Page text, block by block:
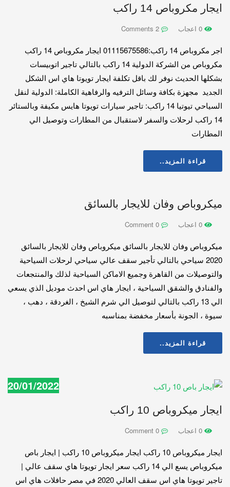
ايجار مكروباص 14 راكب
اجر مكروباص 14 راكب:01115675586 ايجار مكروباص 14 راكب
مكروباص من الشركة الدولية 14 راكب بالتالي تاجير اتوبيسات
بشكلها الحديث نوفر لك باقل تكلفة ايجار تويوتا هاي اس الشكل
الجديد مجهزة بكافة وسائل الترفيه والرفاهية الكاملة: الدولية لنقل
السياحي تيوتيا 14 راكب: تاجير سيارات تويوتا هايس مكيفة وبالستائر
14 راكب لرحلات والسفر لاستقبال من المطارات وتوصيل الي
المطارات
قراءة المزيد..
ميكروباص وفان للايجار بالسائق
ميكروباص وفان للايجار بالسائق ميكروباص وفان للايجار بالسائق
2020 سياحي بالتالي تأجير سقف عالي سياحي لرحلات السياحية
والتوصيلات من القاهرة وجميع الاماكن السياحية لذلك والمنتجعات
والفنادق والشقق السياحية ، ايجار هاي اس احدث موديل الذي يسعي
الي 13 راكب بالتالي لتوصيل الي شرم الشيخ ، الغردقة ، دهب ،
سيوة ، الجونة بأسعار مخفضة بمناسبه
قراءة المزيد..
20/01/2022
ايجار ميكروباص 10 راكب
ايجار ميكروباص 10 راكب ايجار ميكروباص 10 راكب | ايجار باص
ميكروباص يسع الي 14 راكب سعر ايجار تويوتا هاي سقف عالي |
تاجير تويوتا هاي اس سقف العالي 2020 في مصر حافلات هاي اس